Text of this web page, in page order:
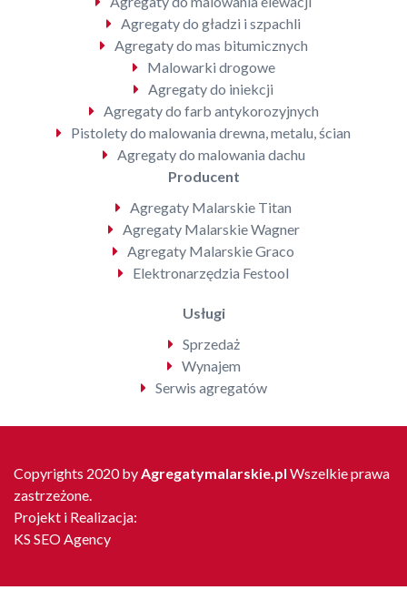
Agregaty do gładzi i szpachli
Agregaty do mas bitumicznych
Malowarki drogowe
Agregaty do iniekcji
Agregaty do farb antykorozyjnych
Pistolety do malowania drewna, metalu, ścian
Agregaty do malowania dachu
Producent
Agregaty Malarskie Titan
Agregaty Malarskie Wagner
Agregaty Malarskie Graco
Elektronarzędzia Festool
Usługi
Sprzedaż
Wynajem
Serwis agregatów
Copyrights 2020 byAgregatymalarskie.pl Wszelkie prawa
zastrzeżone.
Projekt i Realizacja:
KS SEO Agency